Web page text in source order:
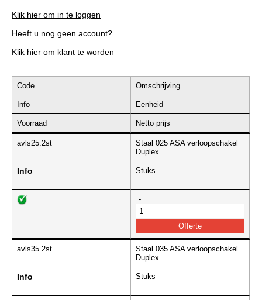
Klik hier om in te loggen
Heeft u nog geen account?
Klik hier om klant te worden
Code Omschrijving
Info Eenheid
Voorraad Netto prijs
avls25.2st
Staal 025 ASA verloopschakel
Duplex
Info Stuks
-
avls35.2st
Staal 035 ASA verloopschakel
Duplex
Info Stuks